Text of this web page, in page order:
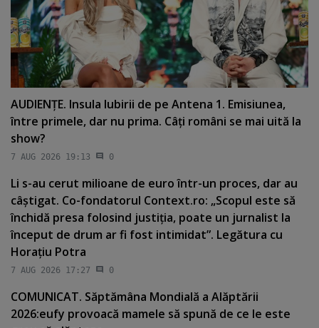
AUDIENŢE. Insula Iubirii de pe Antena 1. Emisiunea,
între primele, dar nu prima. Câţi români se mai uită la
show?
7 AUG 2026 19:13 0
Li s-au cerut milioane de euro într-un proces, dar au
câştigat. Co-fondatorul Context.ro: „Scopul este să
închidă presa folosind justiţia, poate un jurnalist la
început de drum ar fi fost intimidat”. Legătura cu
Horaţiu Potra
7 AUG 2026 17:27 0
COMUNICAT. Săptămâna Mondială a Alăptării
2026:eufy provoacă mamele să spună de ce le este